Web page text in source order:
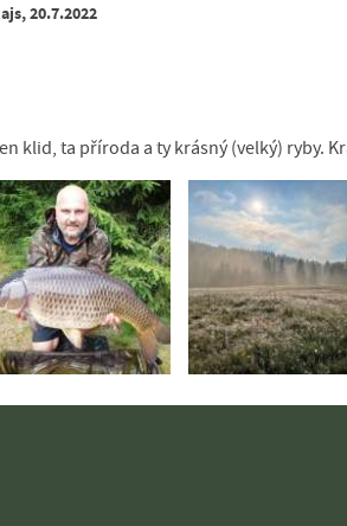
20.7.2022
klid, ta příroda a ty krásný (velký) ryby.